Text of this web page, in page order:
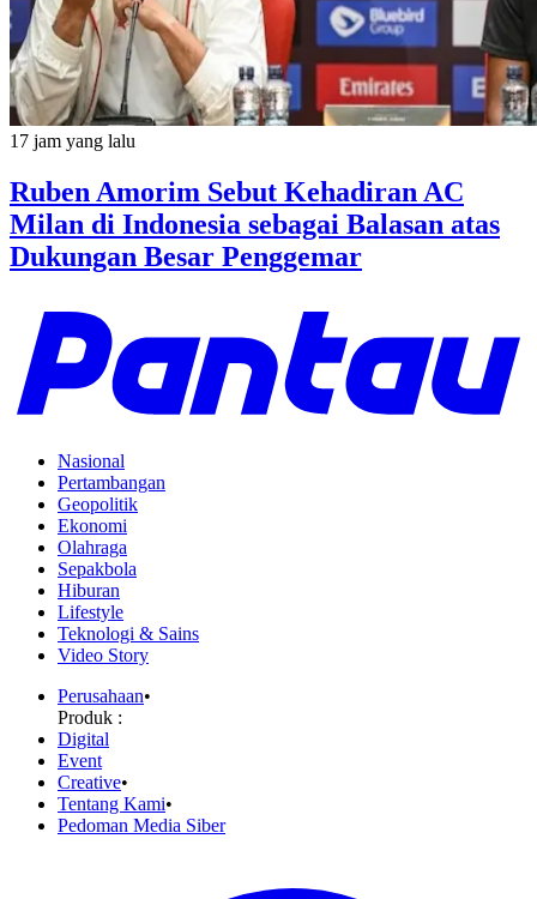
17 jam yang lalu
Ruben Amorim Sebut Kehadiran AC
Milan di Indonesia sebagai Balasan atas
Dukungan Besar Penggemar
Nasional
Pertambangan
Geopolitik
Ekonomi
Olahraga
Sepakbola
Hiburan
Lifestyle
Teknologi & Sains
Video Story
Perusahaan•
Produk :
Digital
Event
Creative•
Tentang Kami•
Pedoman Media Siber